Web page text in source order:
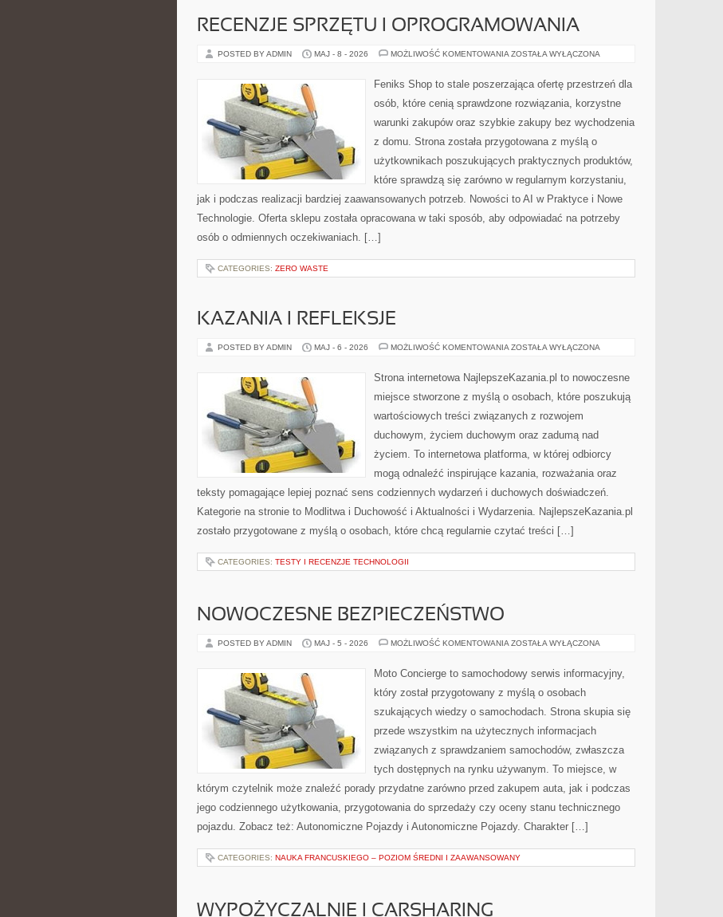
RECENZJE SPRZĘTU I OPROGRAMOWANIA
POSTED BY ADMIN MAJ - 8 - 2026 MOŻLIWOŚĆ KOMENTOWANIA RECENZJE
OPROGRAMOWANIA
ZOSTAŁA WYŁĄCZONA
Feniks Shop to stale poszerzająca ofertę przestrzeń dla
osób, które cenią sprawdzone rozwiązania, korzystne
warunki zakupów oraz szybkie zakupy bez wychodzenia
z domu. Strona została przygotowana z myślą o
użytkownikach poszukujących praktycznych produktów,
które sprawdzą się zarówno w regularnym korzystaniu,
jak i podczas realizacji bardziej zaawansowanych potrzeb. Nowości to AI w Praktyce i Nowe
Technologie. Oferta sklepu została opracowana w taki sposób, aby odpowiadać na potrzeby
osób o odmiennych oczekiwaniach. […]
CATEGORIES: ZERO WASTE
KAZANIA I REFLEKSJE
POSTED BY ADMIN MAJ - 6 - 2026 MOŻLIWOŚĆ KOMENTOWANIA KAZANIA
ZOSTAŁA WYŁĄCZONA
Strona internetowa NajlepszeKazania.pl to nowoczesne
miejsce stworzone z myślą o osobach, które poszukują
wartościowych treści związanych z rozwojem
duchowym, życiem duchowym oraz zadumą nad
życiem. To internetowa platforma, w której odbiorcy
mogą odnaleźć inspirujące kazania, rozważania oraz
teksty pomagające lepiej poznać sens codziennych wydarzeń i duchowych doświadczeń.
Kategorie na stronie to Modlitwa i Duchowość i Aktualności i Wydarzenia. NajlepszeKazania.pl
zostało przygotowane z myślą o osobach, które chcą regularnie czytać treści […]
CATEGORIES: TESTY I RECENZJE TECHNOLOGII
NOWOCZESNE BEZPIECZEŃSTWO
POSTED BY ADMIN MAJ - 5 - 2026 MOŻLIWOŚĆ KOMENTOWANIA NOWOCZESNE
ZOSTAŁA WYŁĄCZONA
Moto Concierge to samochodowy serwis informacyjny,
który został przygotowany z myślą o osobach
szukających wiedzy o samochodach. Strona skupia się
przede wszystkim na użytecznych informacjach
związanych z sprawdzaniem samochodów, zwłaszcza
tych dostępnych na rynku używanym. To miejsce, w
którym czytelnik może znaleźć porady przydatne zarówno przed zakupem auta, jak i podczas
jego codziennego użytkowania, przygotowania do sprzedaży czy oceny stanu technicznego
pojazdu. Zobacz też: Autonomiczne Pojazdy i Autonomiczne Pojazdy. Charakter […]
CATEGORIES: NAUKA FRANCUSKIEGO – POZIOM ŚREDNI I ZAAWANSOWANY
WYPOŻYCZALNIE I CARSHARING